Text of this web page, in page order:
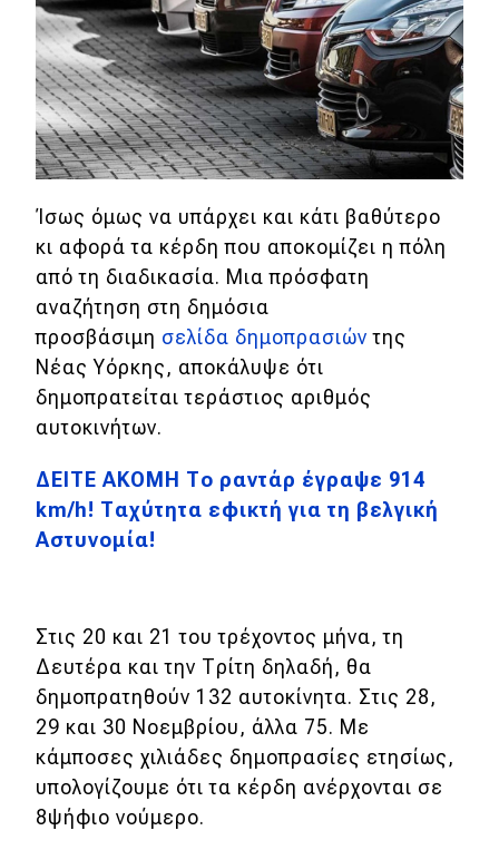
Ίσως όμως να υπάρχει και κάτι βαθύτερο
κι αφορά τα κέρδη που αποκομίζει η πόλη
από τη διαδικασία. Μια πρόσφατη
αναζήτηση στη δημόσια
προσβάσιμη σελίδα δημοπρασιών της
Νέας Υόρκης, αποκάλυψε ότι
δημοπρατείται τεράστιος αριθμός
αυτοκινήτων.
ΔΕΙΤΕ ΑΚΟΜΗ Το ραντάρ έγραψε 914
km/h! Ταχύτητα εφικτή για τη βελγική
Αστυνομία!
Στις 20 και 21 του τρέχοντος μήνα, τη
Δευτέρα και την Τρίτη δηλαδή, θα
δημοπρατηθούν 132 αυτοκίνητα. Στις 28,
29 και 30 Νοεμβρίου, άλλα 75. Με
κάμποσες χιλιάδες δημοπρασίες ετησίως,
υπολογίζουμε ότι τα κέρδη ανέρχονται σε
8ψήφιο νούμερο.